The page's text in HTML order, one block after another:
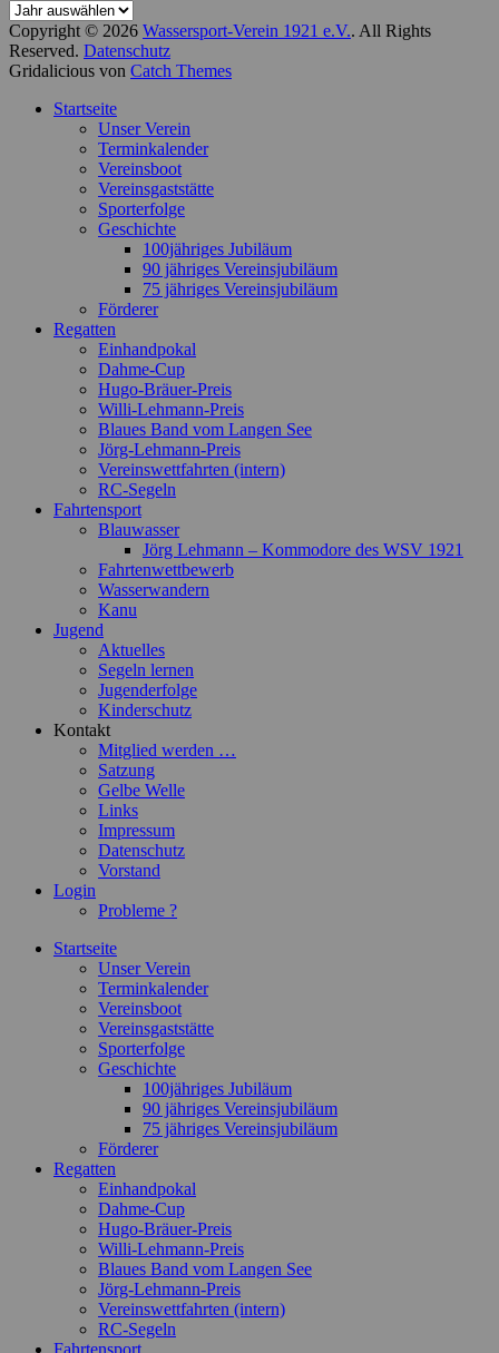
Copyright © 2026 Wassersport-Verein 1921 e.V.. All Rights
Reserved. Datenschutz
Gridalicious von Catch Themes
oben
Startseite
Unser Verein
Terminkalender
Vereinsboot
Vereinsgaststätte
Sporterfolge
Geschichte
100jähriges Jubiläum
90 jähriges Vereinsjubiläum
75 jähriges Vereinsjubiläum
Förderer
Regatten
Einhandpokal
Dahme-Cup
Hugo-Bräuer-Preis
Willi-Lehmann-Preis
Blaues Band vom Langen See
Jörg-Lehmann-Preis
Vereinswettfahrten (intern)
RC-Segeln
Fahrtensport
Blauwasser
Jörg Lehmann – Kommodore des WSV 1921
Fahrtenwettbewerb
Wasserwandern
Kanu
Jugend
Aktuelles
Segeln lernen
Jugenderfolge
Kinderschutz
Kontakt
Mitglied werden …
Satzung
Gelbe Welle
Links
Impressum
Datenschutz
Vorstand
Login
Probleme ?
Startseite
Unser Verein
Terminkalender
Vereinsboot
Vereinsgaststätte
Sporterfolge
Geschichte
100jähriges Jubiläum
90 jähriges Vereinsjubiläum
75 jähriges Vereinsjubiläum
Förderer
Regatten
Einhandpokal
Dahme-Cup
Hugo-Bräuer-Preis
Willi-Lehmann-Preis
Blaues Band vom Langen See
Jörg-Lehmann-Preis
Vereinswettfahrten (intern)
RC-Segeln
Fahrtensport